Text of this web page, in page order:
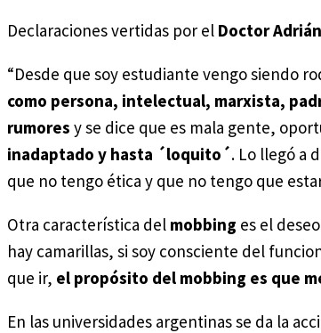
Declaraciones vertidas por el Doctor
“Desde que soy estudiante vengo siendo
como persona, intelectual, marxista,
rumores y se dice que es mala gente,
inadaptado y hasta ´loquito´. Lo llegó a
que no tengo ética y que no tengo que
Otra característica del mobbing es el
hay camarillas, si soy consciente del
que ir, el propósito del mobbing es que
En las universidades argentinas se da la